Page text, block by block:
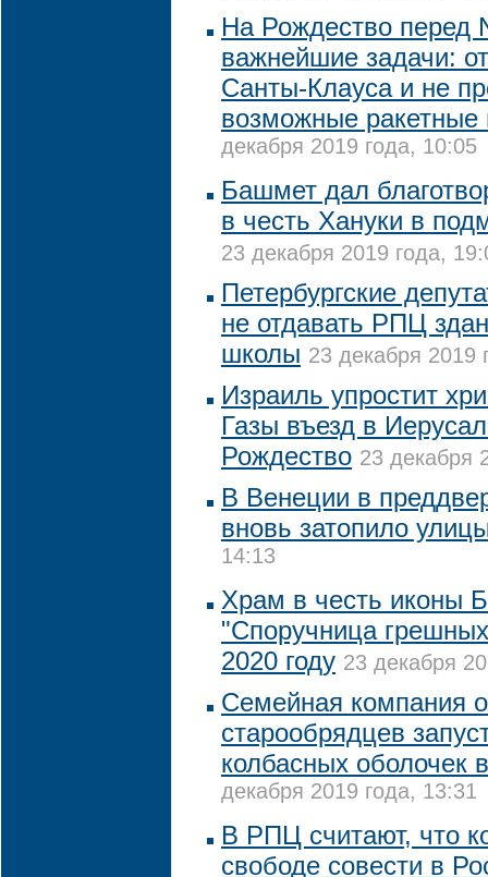
На Рождество перед
важнейшие задачи:
Санты-Клауса и не
возможные
декабря 2019 года, 10:05
Башмет дал
в честь Хануки в
23 декабря 2019 года,
Петербургские
не отдавать РПЦ
школы 23 декабря 2019
Израиль упростит
Газы въезд в
Рождество 23 декабря
В Венеции в
вновь затопило
14:13
Храм в честь иконы
"Споручница
2020 году 23 декабря
Семейная компания
старообрядцев
колбасных оболочек
декабря 2019 года, 13:31
В РПЦ считают, что
свободе совести в